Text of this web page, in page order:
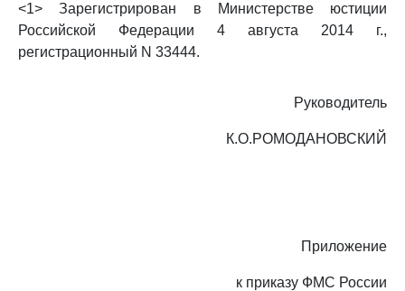
<1> Зарегистрирован в Министерстве юстиции
Российской Федерации 4 августа 2014 г.,
регистрационный N 33444.
Руководитель
К.О.РОМОДАНОВСКИЙ
Приложение
к приказу ФМС России